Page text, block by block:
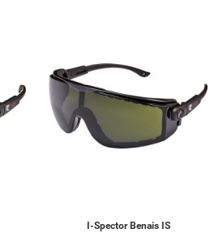
I-Spector Benais IS